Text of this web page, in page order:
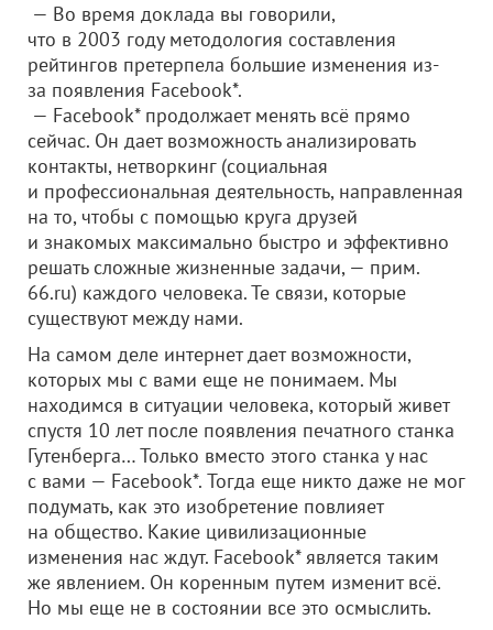
— Во время доклада вы говорили,
что в 2003 году методология составления
рейтингов претерпела большие изменения из-
за появления Facebook*.
— Facebook* продолжает менять всё прямо
сейчас. Он дает возможность анализировать
контакты, нетворкинг (социальная
и профессиональная деятельность, направленная
на то, чтобы с помощью круга друзей
и знакомых максимально быстро и эффективно
решать сложные жизненные задачи, — прим.
66.ru) каждого человека. Те связи, которые
существуют между нами.
На самом деле интернет дает возможности,
которых мы с вами еще не понимаем. Мы
находимся в ситуации человека, который живет
спустя 10 лет после появления печатного станка
Гутенберга… Только вместо этого станка у нас
с вами — Facebook*. Тогда еще никто даже не мог
подумать, как это изобретение повлияет
на общество. Какие цивилизационные
изменения нас ждут. Facebook* является таким
же явлением. Он коренным путем изменит всё.
Но мы еще не в состоянии все это осмыслить.